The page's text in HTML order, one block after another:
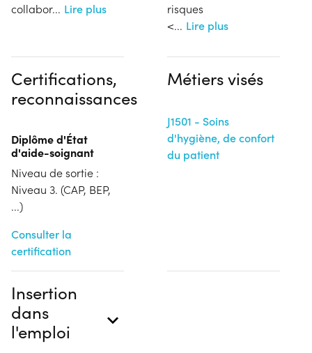
collabor... Lire plus
risques
<... Lire plus
Certifications,
reconnaissances
Diplôme d'État
d'aide-soignant
Niveau de sortie :
Niveau 3. (CAP, BEP,
...)
Consulter la
certification
Métiers visés
J1501 - Soins
d'hygiène, de confort
du patient
Insertion
dans
l'emploi